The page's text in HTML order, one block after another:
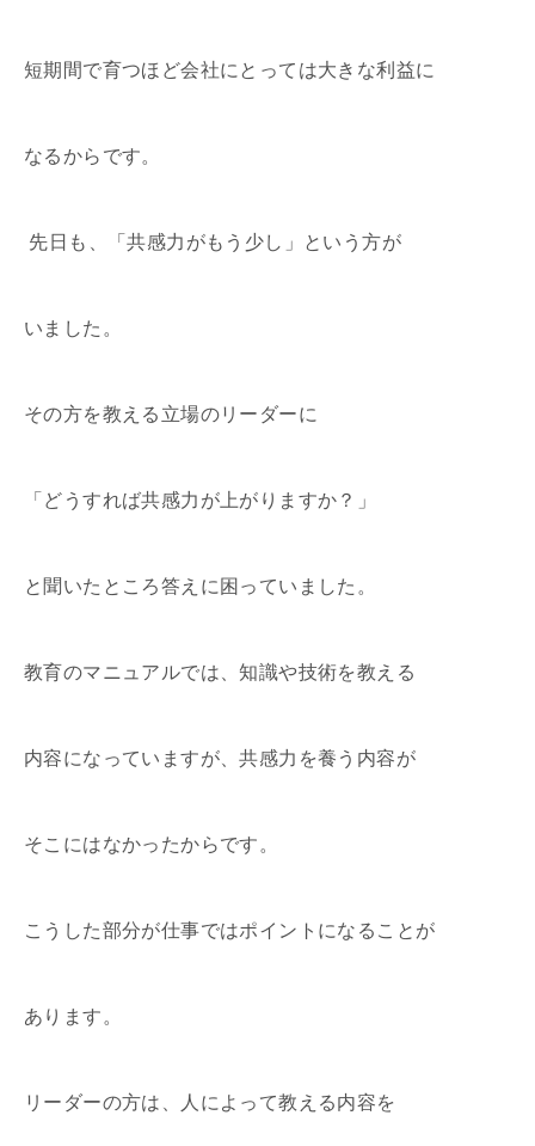
短期間で育つほど会社にとっては大きな利益に
なるからです。
先日も、「共感力がもう少し」という方が
いました。
その方を教える立場のリーダーに
「どうすれば共感力が上がりますか？」
と聞いたところ答えに困っていました。
教育のマニュアルでは、知識や技術を教える
内容になっていますが、共感力を養う内容が
そこにはなかったからです。
こうした部分が仕事ではポイントになることが
あります。
リーダーの方は、人によって教える内容を